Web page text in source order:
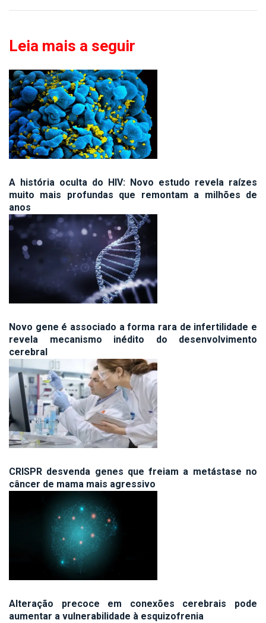
Leia mais a seguir
A história oculta do HIV: Novo estudo revela raízes
muito mais profundas que remontam a milhões de
anos
Novo gene é associado a forma rara de infertilidade e
revela mecanismo inédito do desenvolvimento
cerebral
CRISPR desvenda genes que freiam a metástase no
câncer de mama mais agressivo
Alteração precoce em conexões cerebrais pode
aumentar a vulnerabilidade à esquizofrenia